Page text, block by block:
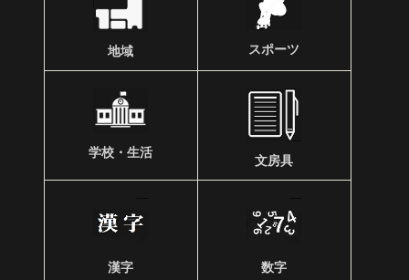
地域 スポーツ
学校・生活
文房具
漢字 数字